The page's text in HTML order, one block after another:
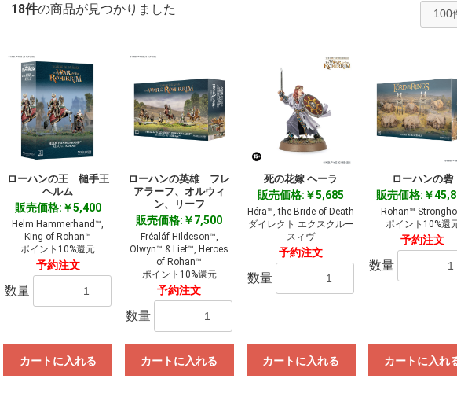
18件の商品が見つかりました
ローハンの王 槌手王
ヘルム
販売価格:￥5,400
Helm Hammerhand™,
King of Rohan™
ポイント10%還元
予約注文
数量
カートに入れる
ローハンの英雄 フレ
アラーフ、オルウィ
ン、リーフ
販売価格:￥7,500
Fréaláf Hildeson™,
Olwyn™ & Lief™, Heroes
of Rohan™
ポイント10%還元
予約注文
数量
カートに入れる
死の花嫁 ヘーラ
販売価格:￥5,685
Héra™, the Bride of Death
ダイレクト エクスクルー
スィヴ
予約注文
数量
カートに入れる
ローハンの砦
販売価格:￥
Rohan™
ポイント10%還
予約注文
数量
カートに入れ